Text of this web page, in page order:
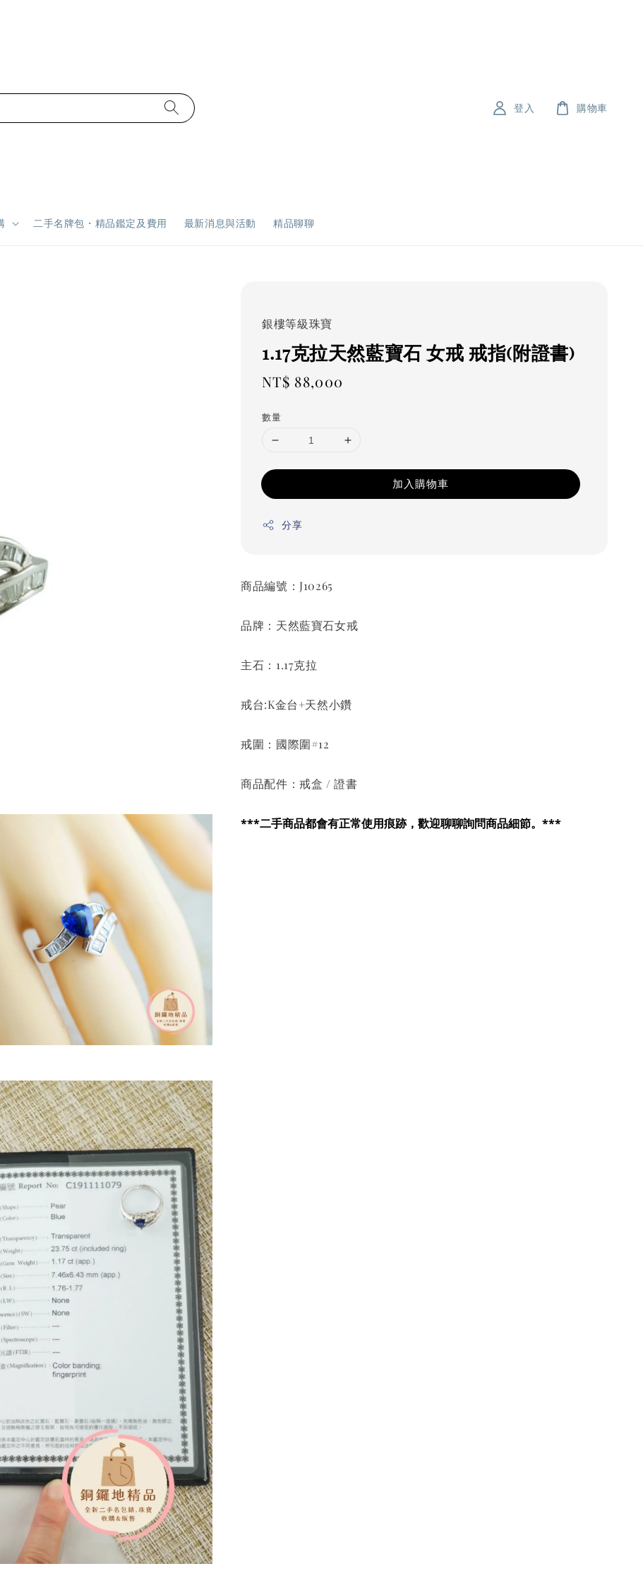
二手名牌包・精品鑑定及費用 最新消息與活動 精品聊聊
登入 購物車
銀樓等級珠寶
1.17克拉天然藍寶石 女戒 戒指(附證書)
Regular
NT$ 88,000
數量
加入購物車
分享
商品編號：J10265
品牌：天然藍寶石女戒
主石：1.17克拉
戒台:K金台+天然小鑽
戒圍：國際圍#12
商品配件：戒盒 / 證書
***二手商品都會有正常使用痕跡，歡迎聊聊詢問商品細節。***